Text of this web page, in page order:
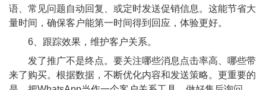
语、常见问题自动回复、或定时发送促销信息。这能节省大
量时间，确保客户能第一时间得到回应，体验更好。
6、跟踪效果，维护客户关系。
发了推广不是终点。要关注哪些消息点击率高、哪些带
来了购买。根据数据，不断优化内容和发送策略。更重要的